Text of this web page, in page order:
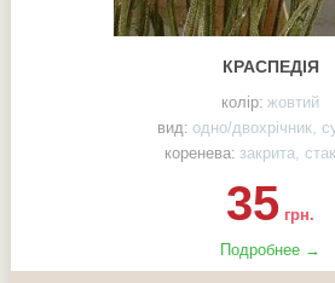
КРАСПЕДІЯ
колір: жовтий
вид: одно/двохрічник,
коренева: закрита,
35 грн.
Подробнее →